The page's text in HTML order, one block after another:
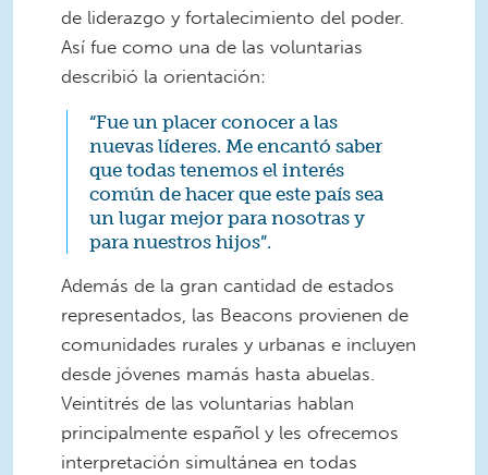
de liderazgo y fortalecimiento del poder.
Así fue como una de las voluntarias
describió la orientación:
“Fue un placer conocer a las
nuevas líderes. Me encantó saber
que todas tenemos el interés
común de hacer que este país sea
un lugar mejor para nosotras y
para nuestros hijos”.
Además de la gran cantidad de estados
representados, las Beacons provienen de
comunidades rurales y urbanas e incluyen
desde jóvenes mamás hasta abuelas.
Veintitrés de las voluntarias hablan
principalmente español y les ofrecemos
interpretación simultánea en todas